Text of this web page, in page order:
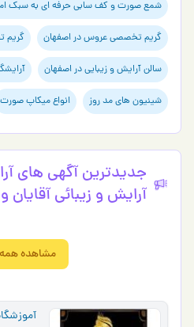
شمع صورت و کف سابی حرفه ای به سبک
گریم تخصصی عروس در اصفهان
سالن آرایش و زیبایی در اصفهان
شینیون های مد روز انواع میکاپ صورت
جدیدترین آگهی های
آرایش و زیبائی آقایان
مشاهده همه